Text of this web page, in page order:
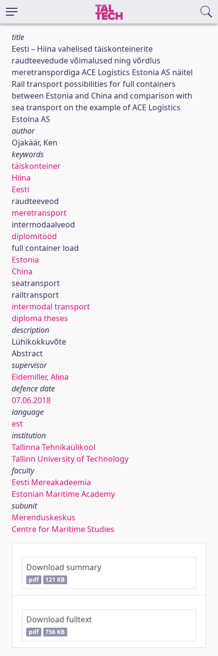
title
Eesti – Hiina vahelised täiskonteinerite
raudteevedude võimalused ning võrdlus
meretranspordiga ACE Logistics Estonia AS näitel
Rail transport possibilities for full containers
between Estonia and China and comparison with
sea transport on the example of ACE Logistics
Estoina AS
author
Ojakäär, Ken
keywords
täiskonteiner
Hiina
Eesti
raudteeveod
meretransport
intermodaalveod
diplomitööd
full container load
Estonia
China
seatransport
railtransport
intermodal transport
diploma theses
description
Lühikokkuvõte
Abstract
supervisor
Eidemiller, Alina
defence date
07.06.2018
language
est
institution
Tallinna Tehnikaülikool
Tallinn University of Technology
faculty
Eesti Mereakadeemia
Estonian Maritime Academy
subunit
Merenduskeskus
Centre for Maritime Studies
Download summary
pdf 121 KB
Download fulltext
pdf 756 KB